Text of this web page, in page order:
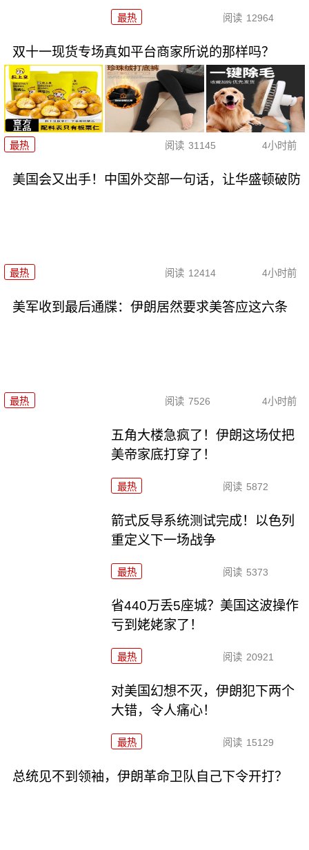
最热 阅读 12964
双十一现货专场真如平台商家所说的那样吗？
最热 阅读 31145 4小时前
美国会又出手！中国外交部一句话，让华盛顿破防
最热 阅读 12414 4小时前
美军收到最后通牒：伊朗居然要求美答应这六条
最热 阅读 7526 4小时前
五角大楼急疯了！伊朗这场仗把
美帝家底打穿了！
最热 阅读 5872
箭式反导系统测试完成！以色列
重定义下一场战争
最热 阅读 5373
省440万丢5座城？美国这波操作
亏到姥姥家了！
最热 阅读 20921
对美国幻想不灭，伊朗犯下两个
大错，令人痛心！
最热 阅读 15129
总统见不到领袖，伊朗革命卫队自己下令开打？